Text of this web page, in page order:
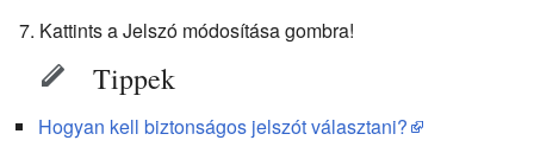
Kattints a Jelszó módosítása gombra!
Tippek
Hogyan kell biztonságos jelszót választani?